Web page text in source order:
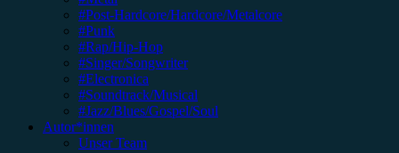
#Post-Hardcore/Hardcore/Metalcore
#Punk
#Rap/Hip-Hop
#Singer/Songwriter
#Electronica
#Soundtrack/Musical
#Jazz/Blues/Gospel/Soul
Autor*innen
Unser Team